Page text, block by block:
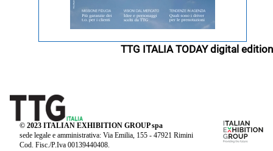
TTG ITALIA TODAY digital edition
© 2023 ITALIAN EXHIBITION GROUP spa
sede legale e amministrativa: Via Emilia, 155 - 47921 Rimini
Cod. Fisc./P.Iva 00139440408.